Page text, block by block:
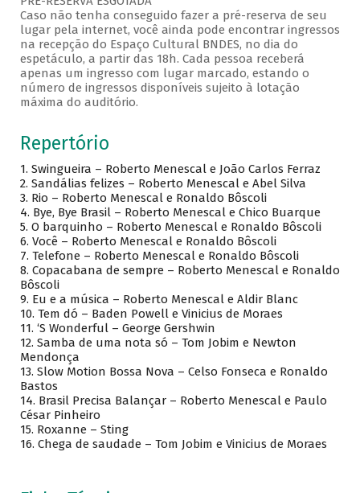
Caso não tenha conseguido fazer a pré-reserva de seu
lugar pela internet, você ainda pode encontrar ingressos
na recepção do Espaço Cultural BNDES, no dia do
espetáculo, a partir das 18h. Cada pessoa receberá
apenas um ingresso com lugar marcado, estando o
número de ingressos disponíveis sujeito à lotação
máxima do auditório.
Repertório
1. Swingueira – Roberto Menescal e João Carlos Ferraz
2. Sandálias felizes – Roberto Menescal e Abel Silva
3. Rio – Roberto Menescal e Ronaldo Bôscoli
4. Bye, Bye Brasil – Roberto Menescal e Chico Buarque
5. O barquinho – Roberto Menescal e Ronaldo Bôscoli
6. Você – Roberto Menescal e Ronaldo Bôscoli
7. Telefone – Roberto Menescal e Ronaldo Bôscoli
8. Copacabana de sempre – Roberto Menescal e Ronaldo
Bôscoli
9. Eu e a música – Roberto Menescal e Aldir Blanc
10. Tem dó – Baden Powell e Vinicius de Moraes
11. ‘S Wonderful – George Gershwin
12. Samba de uma nota só – Tom Jobim e Newton
Mendonça
13. Slow Motion Bossa Nova – Celso Fonseca e Ronaldo
Bastos
14. Brasil Precisa Balançar – Roberto Menescal e Paulo
César Pinheiro
15. Roxanne – Sting
16. Chega de saudade – Tom Jobim e Vinicius de Moraes